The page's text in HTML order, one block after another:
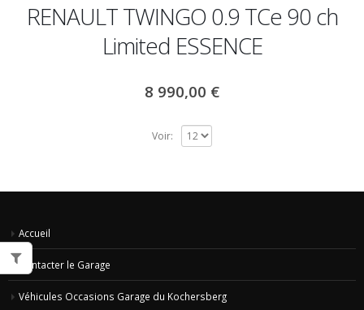
RENAULT TWINGO 0.9 TCe 90 ch
Limited ESSENCE
8 990,00 €
Voir:
Accueil
Contacter le Garage
Véhicules Occasions Garage du Kochersberg